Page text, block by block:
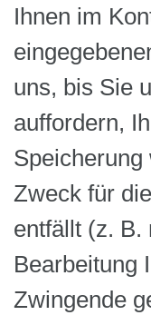
Ihnen im
uns, bis Sie
auffordern,
Zweck für
entfällt (z. B.
Bearbeitung
Zwingende